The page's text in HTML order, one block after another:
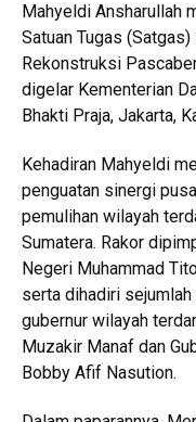
Mahyeldi Ansharullah
Satuan Tugas
Rekonstruksi
digelar Kementerian
Bhakti Praja, Jakarta,
Kehadiran Mahyeldi
penguatan sinergi
pemulihan wilayah
Sumatera. Rakor
Negeri Muhammad
serta dihadiri
gubernur wilayah
Muzakir Manaf dan
Bobby Afif Nasution.